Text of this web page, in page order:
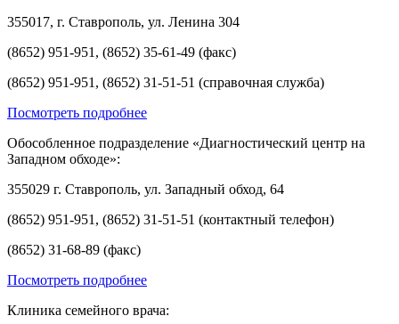
355017, г. Ставрополь, ул. Ленина 304
(8652) 951-951, (8652) 35-61-49 (факс)
(8652) 951-951, (8652) 31-51-51 (справочная служба)
Посмотреть подробнее
Обособленное подразделение «Диагностический центр на
Западном обходе»:
355029 г. Ставрополь, ул. Западный обход, 64
(8652) 951-951, (8652) 31-51-51 (контактный телефон)
(8652) 31-68-89 (факс)
Посмотреть подробнее
Клиника семейного врача: